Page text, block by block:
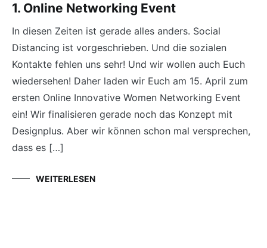
1. Online Networking Event
In diesen Zeiten ist gerade alles anders. Social
Distancing ist vorgeschrieben. Und die sozialen
Kontakte fehlen uns sehr! Und wir wollen auch Euch
wiedersehen! Daher laden wir Euch am 15. April zum
ersten Online Innovative Women Networking Event
ein! Wir finalisieren gerade noch das Konzept mit
Designplus. Aber wir können schon mal versprechen,
dass es […]
WEITERLESEN